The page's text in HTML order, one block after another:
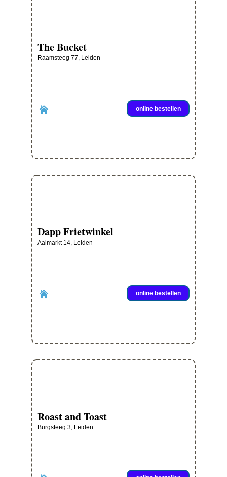
The Bucket
Raamsteeg 77, Leiden
online bestellen
Dapp Frietwinkel
Aalmarkt 14, Leiden
online bestellen
Roast and Toast
Burgsteeg 3, Leiden